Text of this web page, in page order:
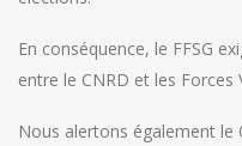
En conséquence, le FFSG
entre le CNRD et les Forces
Nous alertons également le